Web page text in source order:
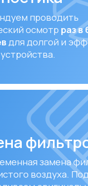
доставка
после
удобные способы
для наших
Казахстану